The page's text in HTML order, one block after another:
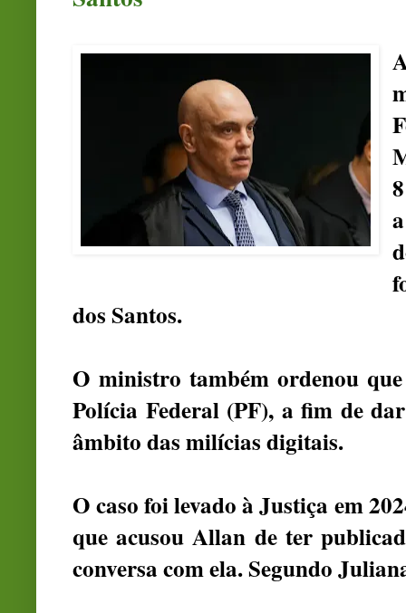
dos Santos.
O ministro também ordenou
Polícia Federal (PF), a fim de
âmbito das milícias digitais.
O caso foi levado à Justiça em
que acusou Allan de ter
conversa com ela. Segundo